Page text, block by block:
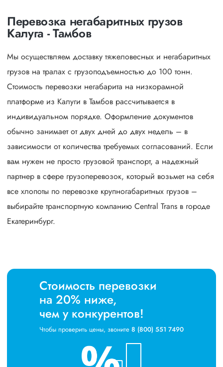
Перевозка негабаритных грузов
Калуга - Тамбов
Мы осуществляем доставку тяжеловесных и негабаритных
грузов на тралах с грузоподъемностью до 100 тонн.
Стоимость перевозки негабарита на низкорамной
платформе из Калуги в Тамбов рассчитывается в
индивидуальном порядке. Оформление документов
обычно занимает от двух дней до двух недель – в
зависимости от количества требуемых согласований. Если
вам нужен не просто грузовой транспорт, а надежный
партнер в сфере грузоперевозок, который возьмет на себя
все хлопоты по перевозке крупногабаритных грузов –
выбирайте транспортную компанию Central Trans в городе
Екатеринбург.
Стоимость перевозки
на 20% ниже,
чем у конкурентов!
Чтобы проверить цены, звоните 8 (800) 551 7490